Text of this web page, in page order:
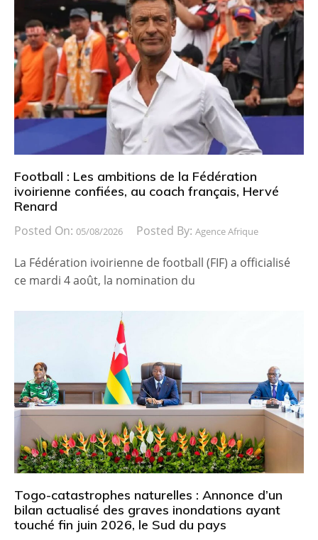
Football : Les ambitions de la Fédération
ivoirienne confiées, au coach français, Hervé
Renard
Posted On: 05/08/2026 Posted By: Agence Afrique
La Fédération ivoirienne de football (FIF) a officialisé
ce mardi 4 août, la nomination du
Togo-catastrophes naturelles : Annonce d’un
bilan actualisé des graves inondations ayant
touché fin juin 2026, le Sud du pays